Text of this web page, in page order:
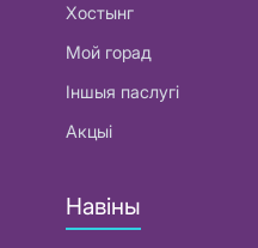
Хостынг
Мой горад
Іншыя паслугі
Акцыі
Навіны